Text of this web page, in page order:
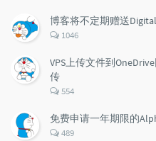
数：
博客将不定期赠送
评
数：
1046
VPS上传文件到
传
评
数：
554
免费申请一年期限的
评
489